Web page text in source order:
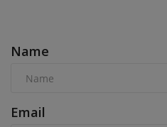
Name
Email